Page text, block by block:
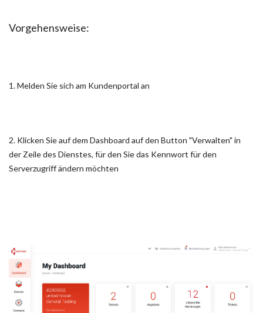
Vorgehensweise:
1. Melden Sie sich am Kundenportal an
2. Klicken Sie auf dem Dashboard auf den Button "Verwalten" in
der Zeile des Dienstes, für den Sie das Kennwort für den
Serverzugriff ändern möchten